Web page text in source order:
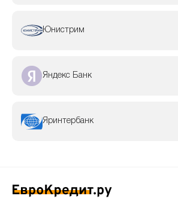
Юнистрим
Яндекс Банк
Яринтербанк